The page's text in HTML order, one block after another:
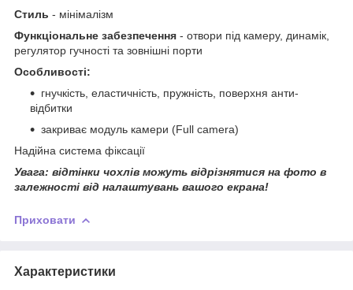
Стиль - мінімалізм
Функціональне забезпечення - отвори під камеру, динамік,
регулятор гучності та зовнішні порти
Особливості:
гнучкість, еластичність, пружність, поверхня анти-
відбитки
закриває модуль камери (Full camera)
Надійна система фіксації
Увага: відтінки чохлів можуть відрізнятися на фото в
залежності від налаштувань вашого екрана!
Приховати
Характеристики